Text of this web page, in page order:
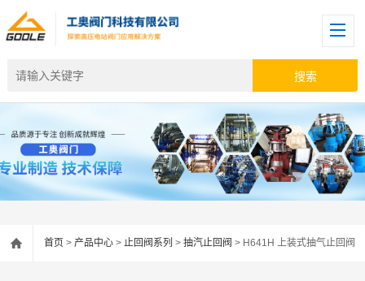
首页 > 产品中心 > 止回阀系列 > 抽汽止回阀 > H641H 上装式抽气止回阀